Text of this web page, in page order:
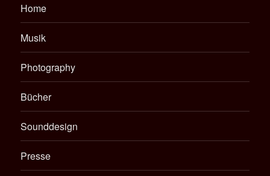
Home
Musik
Photography
Bücher
Sounddesign
Presse